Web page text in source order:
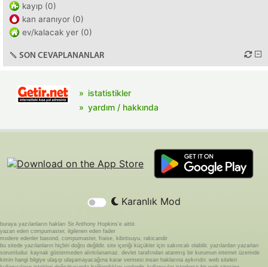
kayıp (0)
kan aranıyor (0)
ev/kalacak yer (0)
SON CEVAPLANANLAR
istatistikler
yardım / hakkında
Karanlık Mod
buraya yazılanların hakları Sir Anthony Hopkins'e aittir.
yazan eden compumaster, ilgilenen eden fader
modere edenler basond, compumaster, fraise, kibritsuyu, rakicandir
bu sitede yazılanların hiçbiri doğru değildir. site içeriği küçükler için sakıncalı olabilir. yazılardan yazarları
sorumludur. kaynak göstermeden alıntılanamaz. devlet tarafından atanmış bir kurumun internet üzerinde
kimin hangi bilgiye ulaşıp ulaşamayacağına karar vermesi insan haklarına aykırıdır. web siteleri